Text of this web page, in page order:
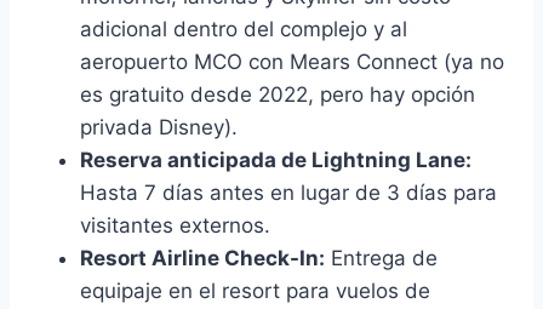
adicional dentro del complejo y al
aeropuerto MCO con Mears Connect (ya no
es gratuito desde 2022, pero hay opción
privada Disney).
Reserva anticipada de Lightning Lane:
Hasta 7 días antes en lugar de 3 días para
visitantes externos.
Resort Airline Check-In: Entrega de
equipaje en el resort para vuelos de